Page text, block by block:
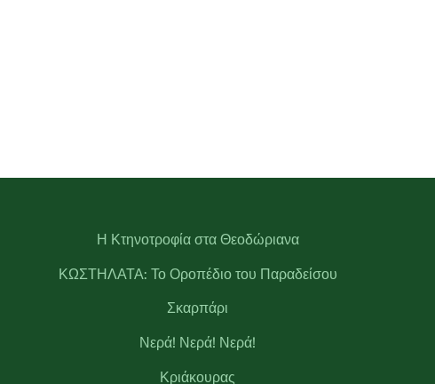
Η Κτηνοτροφία στα Θεοδώριανα
ΚΩΣΤΗΛΑΤΑ: Το Οροπέδιο του Παραδείσου
Σκαρπάρι
Νερά! Νερά! Νερά!
Κριάκουρας